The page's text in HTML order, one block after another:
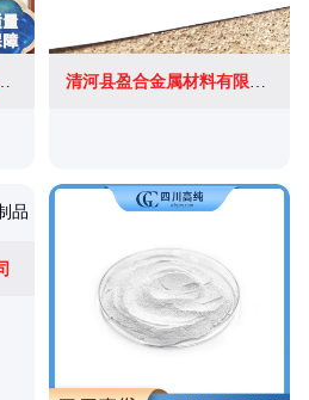
材料有限公司 清河县盈合金属材料有限公司